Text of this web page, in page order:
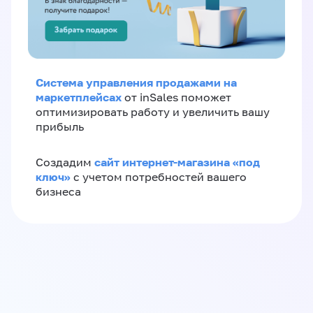
Система управления продажами на
маркетплейсах от inSales поможет
оптимизировать работу и увеличить вашу
прибыль
Создадим сайт интернет-магазина «под
ключ» с учетом потребностей вашего
бизнеса